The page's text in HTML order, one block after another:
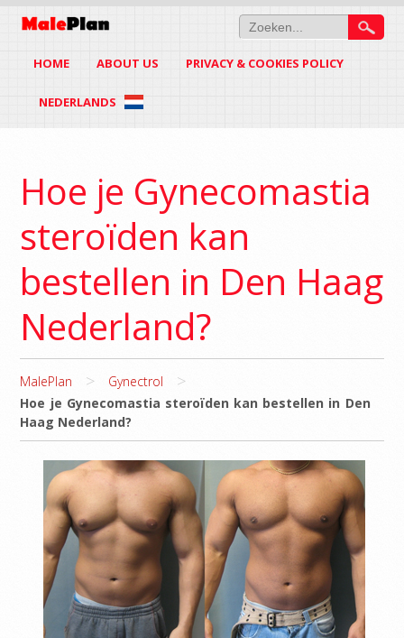
HOME ABOUT US PRIVACY & COOKIES POLICY
NEDERLANDS
Hoe je Gynecomastia
steroïden kan
bestellen in Den Haag
Nederland?
MalePlan > Gynectrol >
Hoe je Gynecomastia steroïden kan bestellen in Den
Haag Nederland?